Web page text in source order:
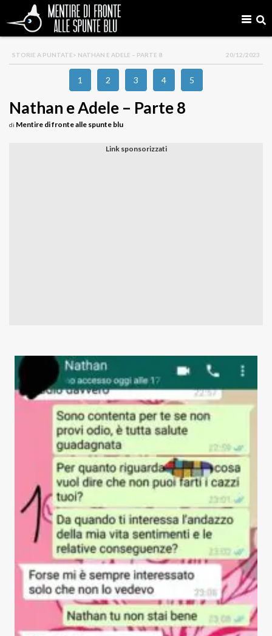
STORIE A PUNTATE> NATHAN E ADELE – PARTE 8 20/12/2023
1 2 3 4 5
Nathan e Adele – Parte 8
di Mentire di fronte alle spunte blu